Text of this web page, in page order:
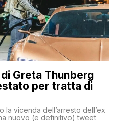
Greta Thunberg
per tratta di
la vicenda dell’arresto dell’ex
nuovo (e definitivo) tweet